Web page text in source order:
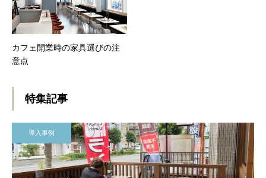
カフェ開業時の家具選びの注
意点
特集記事
導入事例